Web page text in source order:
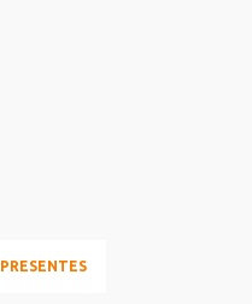
PRESENTES